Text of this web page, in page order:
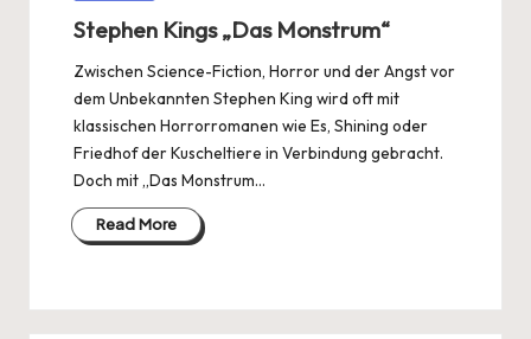
Stephen Kings „Das Monstrum“
Zwischen Science-Fiction, Horror und der Angst vor
dem Unbekannten Stephen King wird oft mit
klassischen Horrorromanen wie Es, Shining oder
Friedhof der Kuscheltiere in Verbindung gebracht.
Doch mit „Das Monstrum…
Read More